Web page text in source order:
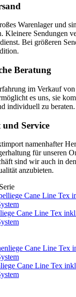
Warenlager und
Kleinere Sendungen
Bei größeren
Beratung
im Verkauf
es uns, sie
individuell zu beraten.
Service
namenhafter
für unseren
sind wir auch in
anzubieten.
Cane Line Tex
Cane Line Tex